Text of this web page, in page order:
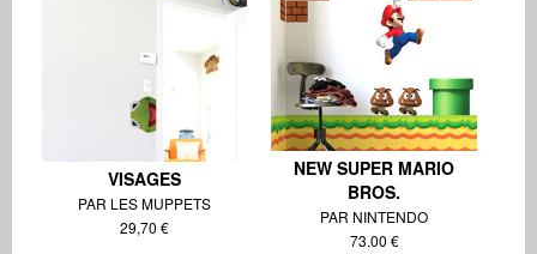
VISAGES
PAR LES MUPPETS
29,70 €
NEW SUPER MARIO
BROS.
PAR NINTENDO
73.00 €